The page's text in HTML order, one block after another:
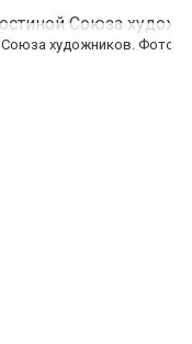
художников. Фото